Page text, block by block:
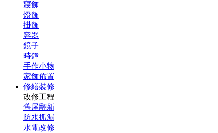
寢飾
燈飾
掛飾
容器
鏡子
時鐘
手作小物
家飾佈置
修繕裝修
改修工程
舊屋翻新
防水抓漏
水電改修